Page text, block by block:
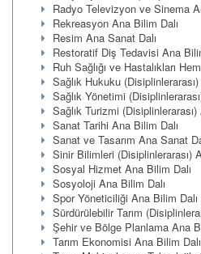
Radyo Televizyon ve Sinema
Rekreasyon Ana Bilim Dalı
Resim Ana Sanat Dalı
Restoratif Diş Tedavisi Ana
Ruh Sağlığı ve Hastalıkları
Sağlık Hukuku
Sağlık Yönetimi
Sağlık Turizmi
Sanat Tarihi Ana Bilim Dalı
Sanat ve Tasarım Ana Sanat
Sinir Bilimleri (Disiplinlerarası)
Sosyal Hizmet Ana Bilim Dalı
Sosyoloji Ana Bilim Dalı
Spor Yöneticiliği Ana Bilim Dalı
Sürdürülebilir Tarım
Şehir ve Bölge Planlama Ana
Tarım Ekonomisi Ana Bilim Dalı